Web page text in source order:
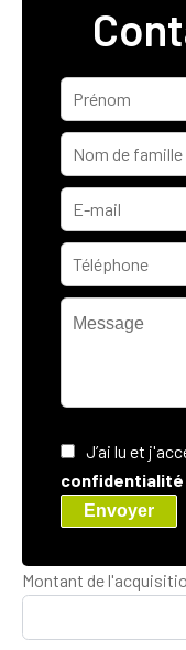
J’ai lu et
confidentialité
Envoyer
Montant de